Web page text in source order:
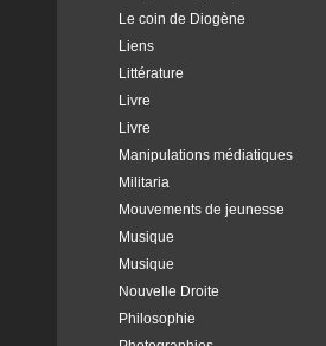
Le coin de Diogène
Liens
Littérature
Livre
Livre
Manipulations médiatiques
Militaria
Mouvements de jeunesse
Musique
Musique
Nouvelle Droite
Philosophie